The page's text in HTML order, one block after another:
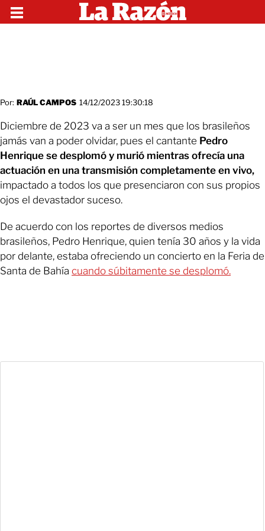
Por: RAÚL CAMPOS 14/12/2023 19:30:18
Diciembre de 2023 va a ser un mes que los brasileños
jamás van a poder olvidar, pues el cantante Pedro
Henrique se desplomó y murió mientras ofrecía una
actuación en una transmisión completamente en vivo,
impactado a todos los que presenciaron con sus propios
ojos el devastador suceso.
De acuerdo con los reportes de diversos medios
brasileños, Pedro Henrique, quien tenía 30 años y la vida
por delante, estaba ofreciendo un concierto en la Feria de
Santa de Bahía cuando súbitamente se desplomó.